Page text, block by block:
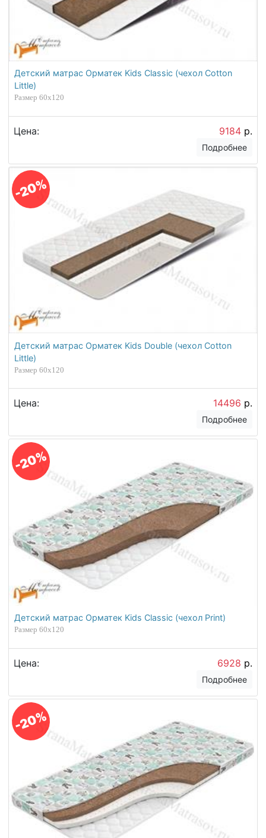
Детский матрас Орматек Kids Classic (чехол Cotton
Little)
Размер 60х120
Цена: 9184 р.
Подробнее
-20%
Детский матрас Орматек Kids Double (чехол Cotton
Little)
Размер 60х120
Цена: 14496 р.
Подробнее
-20%
Детский матрас Орматек Kids Classic (чехол Print)
Размер 60х120
Цена: 6928 р.
Подробнее
-20%